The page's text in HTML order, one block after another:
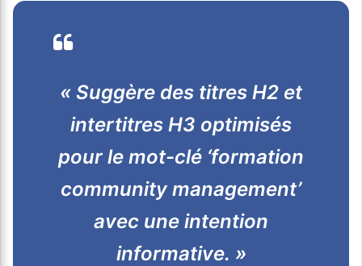
« Suggère des titres H2 et
intertitres H3 optimisés
pour le mot-clé ‘formation
community management’
avec une intention
informative. »